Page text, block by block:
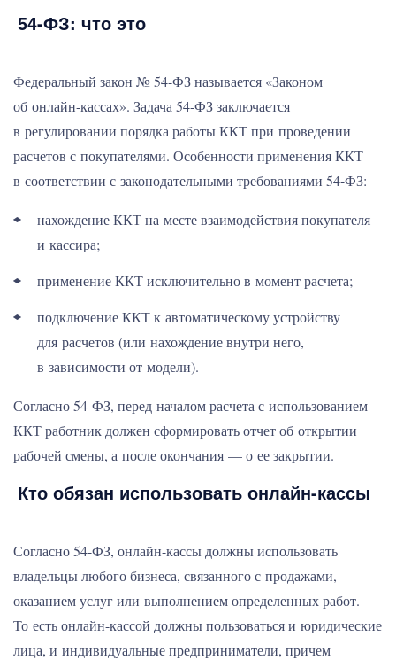
54-ФЗ: что это
Федеральный закон № 54-ФЗ называется «Законом
об онлайн-кассах». Задача 54-ФЗ заключается
в регулировании порядка работы ККТ при проведении
расчетов с покупателями. Особенности применения ККТ
в соответствии с законодательными требованиями 54-ФЗ:
нахождение ККТ на месте взаимодействия покупателя
и кассира;
применение ККТ исключительно в момент расчета;
подключение ККТ к автоматическому устройству
для расчетов (или нахождение внутри него,
в зависимости от модели).
Согласно 54-ФЗ, перед началом расчета с использованием
ККТ работник должен сформировать отчет об открытии
рабочей смены, а после окончания — о ее закрытии.
Кто обязан использовать онлайн-кассы
Согласно 54-ФЗ, онлайн-кассы должны использовать
владельцы любого бизнеса, связанного с продажами,
оказанием услуг или выполнением определенных работ.
То есть онлайн-кассой должны пользоваться и юридические
лица, и индивидуальные предприниматели, причем